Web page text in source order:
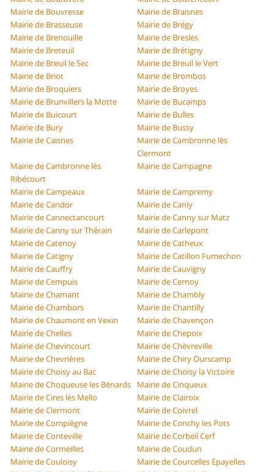
Mairie de Bouvresse
Mairie de Braisnes
Mairie de Brasseuse
Mairie de Brégy
Mairie de Brenouille
Mairie de Bresles
Mairie de Breteuil
Mairie de Brétigny
Mairie de Breuil le Sec
Mairie de Breuil le Vert
Mairie de Briot
Mairie de Brombos
Mairie de Broquiers
Mairie de Broyes
Mairie de Brunvillers la Motte
Mairie de Bucamps
Mairie de Buicourt
Mairie de Bulles
Mairie de Bury
Mairie de Bussy
Mairie de Caisnes
Mairie de Cambronne lès
Clermont
Mairie de Cambronne lès
Ribécourt
Mairie de Campagne
Mairie de Campeaux
Mairie de Campremy
Mairie de Candor
Mairie de Canly
Mairie de Cannectancourt
Mairie de Canny sur Matz
Mairie de Canny sur Thérain
Mairie de Carlepont
Mairie de Catenoy
Mairie de Catheux
Mairie de Catigny
Mairie de Catillon Fumechon
Mairie de Cauffry
Mairie de Cauvigny
Mairie de Cempuis
Mairie de Cernoy
Mairie de Chamant
Mairie de Chambly
Mairie de Chambors
Mairie de Chantilly
Mairie de Chaumont en Vexin
Mairie de Chavençon
Mairie de Chelles
Mairie de Chepoix
Mairie de Chevincourt
Mairie de Chèvreville
Mairie de Chevrières
Mairie de Chiry Ourscamp
Mairie de Choisy au Bac
Mairie de Choisy la Victoire
Mairie de Choqueuse les Bénards
Mairie de Cinqueux
Mairie de Cires lès Mello
Mairie de Clairoix
Mairie de Clermont
Mairie de Coivrel
Mairie de Compiègne
Mairie de Conchy les Pots
Mairie de Conteville
Mairie de Corbeil Cerf
Mairie de Cormeilles
Mairie de Coudun
Mairie de Couloisy
Mairie de Courcelles Epayelles